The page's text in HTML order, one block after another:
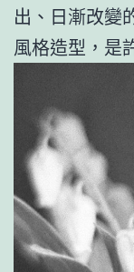
出、日漸改變
風格造型，是